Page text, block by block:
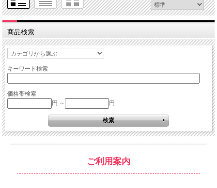
商品検索
キーワード検索
価格帯検索
円 ～
円
ご利用案内